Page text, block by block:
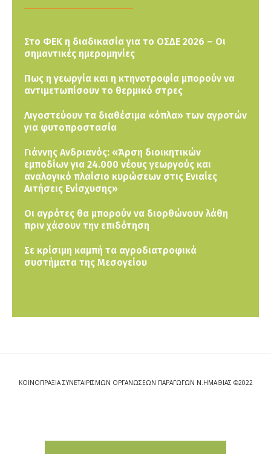
Στο ΦΕΚ η διαδικασία για το ΟΣΔΕ 2026 – Οι
σημαντικές ημερομηνίες
Πως η γεωργία και η κτηνοτροφία μπορούν να
αντιμετωπίσουν το θερμικό στρες
Λιγοστεύουν τα διαθέσιμα «όπλα» των αγροτών
για φυτοπροστασία
Γιάννης Ανδριανός: «Άρση διοικητικών
εμποδίων για 24.000 νέους γεωργούς και
αναλογικό πλαίσιο κυρώσεων στις Ενιαίες
Αιτήσεις Ενίσχυσης»
Οι αγρότες θα μπορούν να διορθώνουν λάθη
πριν χάσουν την επιδότηση
Σε κρίσιμη καμπή τα αγροδιατροφικά
συστήματα της Μεσογείου
ΚΟΙΝΟΠΡΑΞΙΑ ΣΥΝΕΤΑΙΡΙΣΜΩΝ ΟΡΓΑΝΩΣΕΩΝ ΠΑΡΑΓΩΓΩΝ Ν.ΗΜΑΘΙΑΣ ©2022